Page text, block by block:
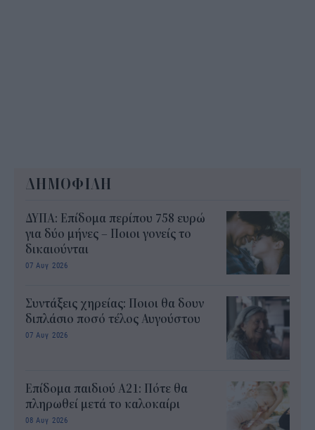
ΔΗΜΟΦΙΛΗ
ΔΥΠΑ: Επίδομα περίπου 758 ευρώ
για δύο μήνες – Ποιοι γονείς το
δικαιούνται
07 Αυγ 2026
Συντάξεις χηρείας: Ποιοι θα δουν
διπλάσιο ποσό τέλος Αυγούστου
07 Αυγ 2026
Επίδομα παιδιού Α21: Πότε θα
πληρωθεί μετά το καλοκαίρι
08 Αυγ 2026